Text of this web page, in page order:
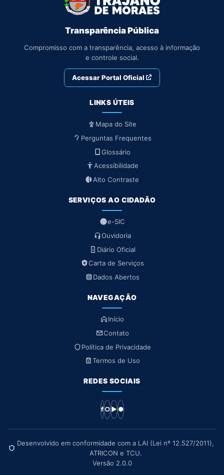
Transparência Pública
Compromisso com a transparência, acesso à informação
e controle social.
Acessar Portal Oficial
LINKS ÚTEIS
Mapa do Site
Perguntas Frequentes
Glossário
Acessibilidade
Alto Contraste
SERVIÇOS AO CIDADÃO
e-SIC
Ouvidoria
Diário Oficial
Carta de Serviços
Dados Abertos
NAVEGAÇÃO
Início
Contato
Política de Privacidade
Termos de Uso
REDES SOCIAIS
f ○▶ ●
Desenvolvido em conformidade com a LAI (Lei nº 12.527/2011),
ATRICON e TCU.
Versão 2.0.0